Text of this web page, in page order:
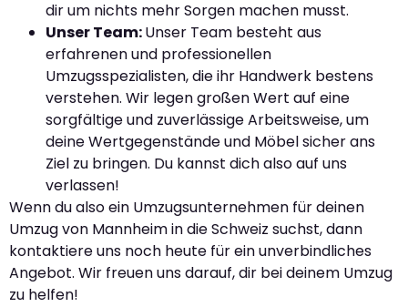
dir um nichts mehr Sorgen machen musst.
Unser Team:Unser Team besteht aus
erfahrenen und professionellen
Umzugsspezialisten, die ihr Handwerk bestens
verstehen. Wir legen großen Wert auf eine
sorgfältige und zuverlässige Arbeitsweise, um
deine Wertgegenstände und Möbel sicher ans
Ziel zu bringen. Du kannst dich also auf uns
verlassen!
Wenn du also ein Umzugsunternehmen für deinen
Umzug von Mannheim in die Schweiz suchst, dann
kontaktiere uns noch heute für ein unverbindliches
Angebot. Wir freuen uns darauf, dir bei deinem Umzug
zu helfen!